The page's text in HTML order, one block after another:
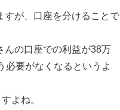
すが、口座を分けることで
んの口座での利益が38万
必要がなくなるというよ
よね。